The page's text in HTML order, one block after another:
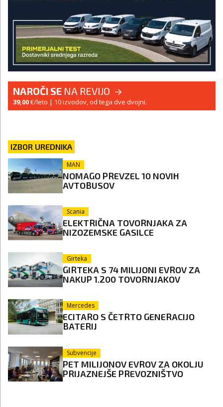
NAROČI SE NA REVIJO
39,00€/leto | 10 izvodov, od tega dve dvojni.
IZBOR UREDNIKA
MAN
NOMAGO PREVZEL 10 NOVIH
AVTOBUSOV
Scania
ELEKTRIČNA TOVORNJAKA ZA
NIZOZEMSKE GASILCE
Girteka
GIRTEKA S 74 MILIJONI EVROV ZA
NAKUP 1.200 TOVORNJAKOV
Mercedes
ECITARO S ČETRTO GENERACIJO
BATERIJ
Subvencije
PET MILIJONOV EVROV ZA OKOLJU
PRIJAZNEJŠE PREVOZNIŠTVO